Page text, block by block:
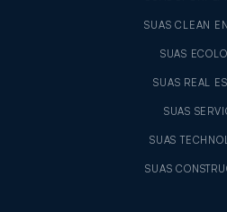
SUAS CLEAN
SUAS
SUAS REAL
SUAS
SUAS
SUAS